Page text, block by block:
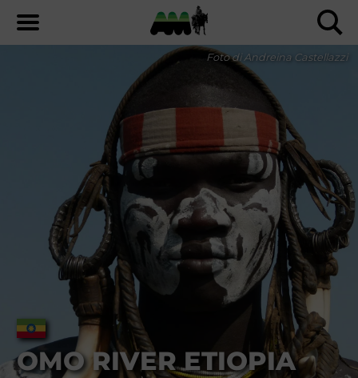
OMO RIVER ETIOPIA
Foto di Andreina Castellazzi